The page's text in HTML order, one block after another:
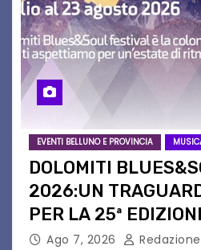
EVENTI BELLUNO E PROVINCIA
DOLOMITI
2026:UN
PER LA 25ª
PATRIMONIO
Ago 7, 2026 Redazione